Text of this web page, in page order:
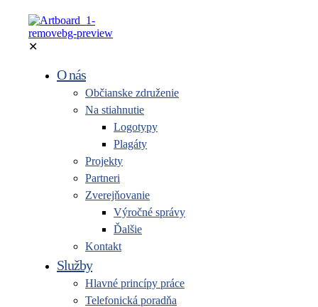
✕
O nás
Občianske združenie
Na stiahnutie
Logotypy
Plagáty
Projekty
Partneri
Zverejňovanie
Výročné správy
Ďalšie
Kontakt
Služby
Hlavné princípy práce
Telefonická poradňa